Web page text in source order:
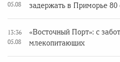
05.08
задержать в Приморье 80
13:36
05.08
«Восточный Порт»: с
млекопитающих